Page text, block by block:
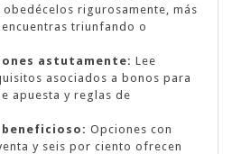
rigurosamente, más
triunfando o
astutamente: Lee
asociados a bonos para
apuesta y reglas de
beneficioso: Opciones con
y seis por ciento ofrecen